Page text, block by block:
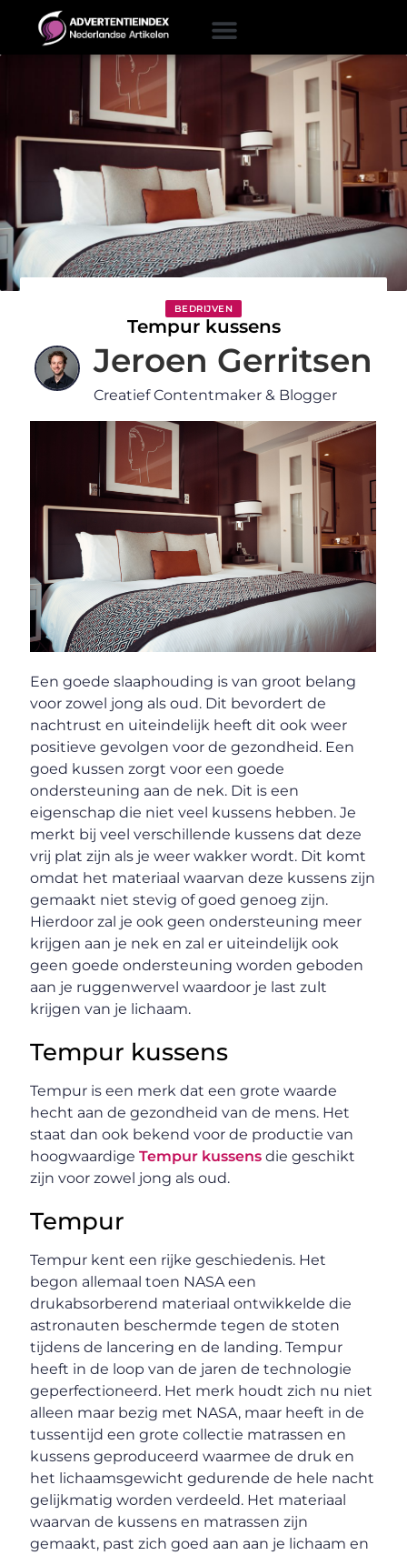
BEDRIJVEN
Tempur kussens
Jeroen Gerritsen
Creatief Contentmaker & Blogger
Een goede slaaphouding is van groot belang
voor zowel jong als oud. Dit bevordert de
nachtrust en uiteindelijk heeft dit ook weer
positieve gevolgen voor de gezondheid. Een
goed kussen zorgt voor een goede
ondersteuning aan de nek. Dit is een
eigenschap die niet veel kussens hebben. Je
merkt bij veel verschillende kussens dat deze
vrij plat zijn als je weer wakker wordt. Dit komt
omdat het materiaal waarvan deze kussens zijn
gemaakt niet stevig of goed genoeg zijn.
Hierdoor zal je ook geen ondersteuning meer
krijgen aan je nek en zal er uiteindelijk ook
geen goede ondersteuning worden geboden
aan je ruggenwervel waardoor je last zult
krijgen van je lichaam.
Tempur kussens
Tempur is een merk dat een grote waarde
hecht aan de gezondheid van de mens. Het
staat dan ook bekend voor de productie van
hoogwaardigeTempur kussens die geschikt
zijn voor zowel jong als oud.
Tempur
Tempur kent een rijke geschiedenis. Het
begon allemaal toen NASA een
drukabsorberend materiaal ontwikkelde die
astronauten beschermde tegen de stoten
tijdens de lancering en de landing. Tempur
heeft in de loop van de jaren de technologie
geperfectioneerd. Het merk houdt zich nu niet
alleen maar bezig met NASA, maar heeft in de
tussentijd een grote collectie matrassen en
kussens geproduceerd waarmee de druk en
het lichaamsgewicht gedurende de hele nacht
gelijkmatig worden verdeeld. Het materiaal
waarvan de kussens en matrassen zijn
gemaakt, past zich goed aan aan je lichaam en